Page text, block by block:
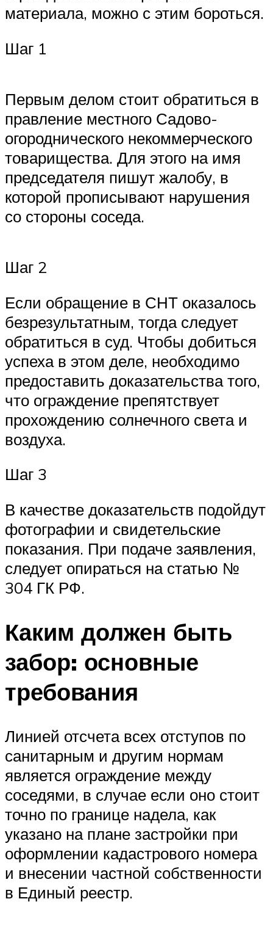
материала, можно с этим бороться.
Шаг 1
Первым делом стоит обратиться в
правление местного Садово-
огороднического некоммерческого
товарищества. Для этого на имя
председателя пишут жалобу, в
которой прописывают нарушения
со стороны соседа.
Шаг 2
Если обращение в СНТ оказалось
безрезультатным, тогда следует
обратиться в суд. Чтобы добиться
успеха в этом деле, необходимо
предоставить доказательства того,
что ограждение препятствует
прохождению солнечного света и
воздуха.
Шаг 3
В качестве доказательств подойдут
фотографии и свидетельские
показания. При подаче заявления,
следует опираться на статью №
304 ГК РФ.
Каким должен быть
забор: основные
требования
Линией отсчета всех отступов по
санитарным и другим нормам
является ограждение между
соседями, в случае если оно стоит
точно по границе надела, как
указано на плане застройки при
оформлении кадастрового номера
и внесении частной собственности
в Единый реестр.